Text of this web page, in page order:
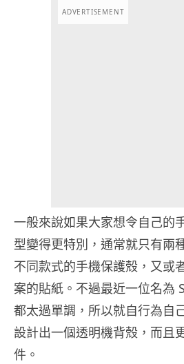
ADVERTISEMENT
一般來說如果大家想令自己的
型變得更特別，通常就只有兩
不同款式的手機保護殼，又或
案的貼紙。不過最近一位名為
都太過單調，所以就自行為自
設計出一個透明機背殼，而且
件。